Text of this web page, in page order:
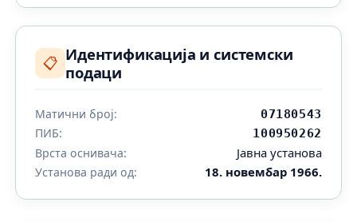
📋 Идентификација и системски
подаци
Матични број: 07180543
ПИБ: 100950262
Врста оснивача: Јавна установа
Установа ради од: 18. новембар 1966.